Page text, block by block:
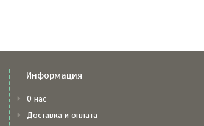
Информация
О нас
Доставка и оплата